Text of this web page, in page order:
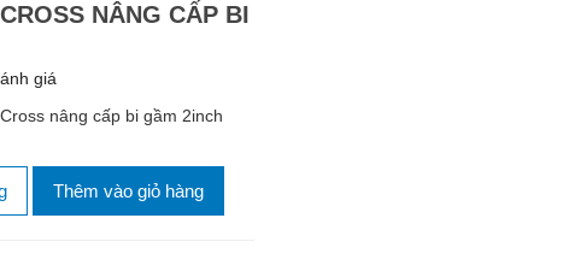
NÂNG CẤP BI
giá
nâng cấp bi gầm 2inch
Thêm vào giỏ hàng